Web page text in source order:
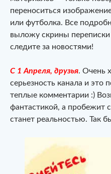
переноситься
или футболка. Все
выложу скрины переписки
следите за новостями!
С 1 Апреля, друзья. Очень
серьезность канала и это
теплые комментарии :)
фантастикой, а пробежит
станет реальностью. Так